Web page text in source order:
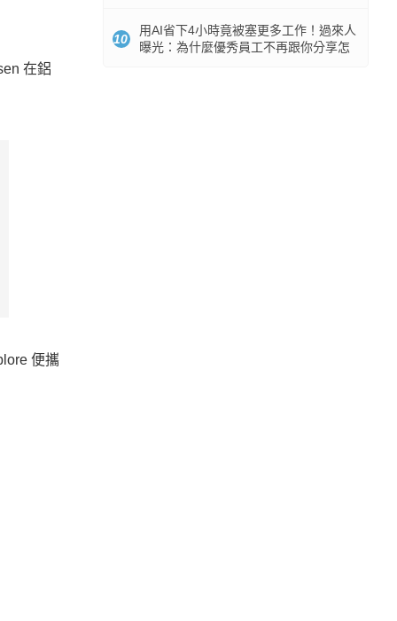
在鋁
便攜
10
用AI省下4小時竟被塞更多工作！過來人
曝光：為什麼優秀員工不再跟你分享怎